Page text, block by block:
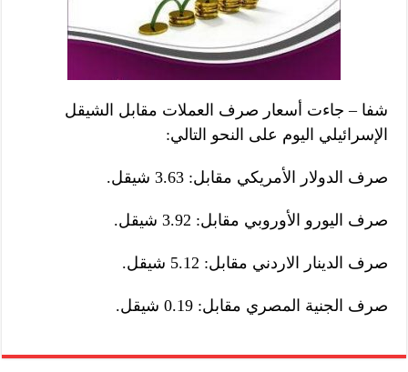
شفا – جاءت أسعار صرف العملات مقابل الشيقل
الإسرائيلي اليوم على النحو التالي:
صرف الدولار الأمريكي مقابل: 3.63 شيقل.
صرف اليورو الأوروبي مقابل: 3.92 شيقل.
صرف الدينار الاردني مقابل: 5.12 شيقل.
صرف الجنية المصري مقابل: 0.19 شيقل.